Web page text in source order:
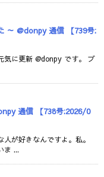
～ @donpy 通信 【739号:
気に更新 @donpy です。 ブ
通信 【738号:2026/0
が好きなんですよ。私。
ま ...